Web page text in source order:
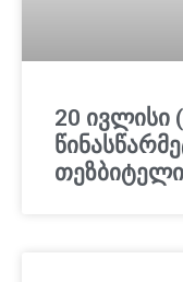
20 ივლისი